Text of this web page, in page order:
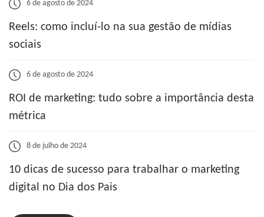
6 de agosto de 2024
Reels: como incluí-lo na sua gestão de mídias
sociais
6 de agosto de 2024
ROI de marketing: tudo sobre a importância desta
métrica
8 de julho de 2024
10 dicas de sucesso para trabalhar o marketing
digital no Dia dos Pais